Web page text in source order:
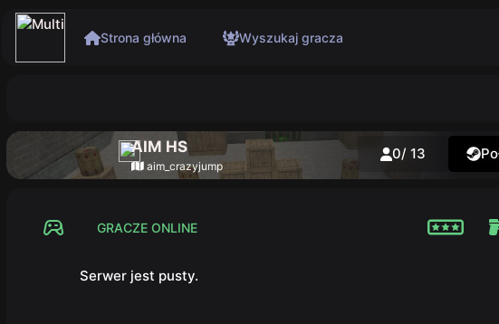
Strona główna Wyszukaj gracza
AIM HS
aim_crazyjump
0/ 13
GRACZE ONLINE
Serwer jest pusty.